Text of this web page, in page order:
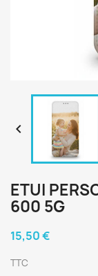

ETUI
600 5G
15,50 €
TTC